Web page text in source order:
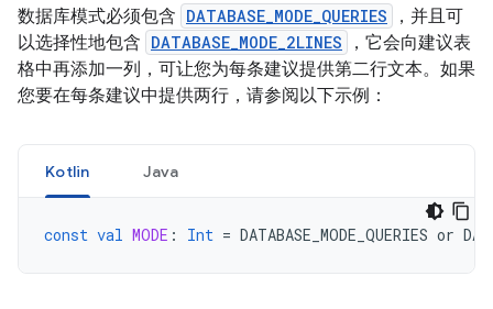
数据库模式必须包含 DATABASE_MODE_QUERIES
，并且可
以选择性地包含 DATABASE_MODE_2LINES
，它会向建议表
格中再添加一列，可让您为每条建议提供第二行文本。如果
您要在每条建议中提供两行，请参阅以下示例：
Kotlin Java
const val MODE : Int = DATABASE_MODE_QUERIES or